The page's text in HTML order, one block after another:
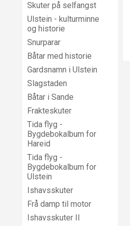
Skuter på selfangst
Ulstein - kulturminne
og historie
Snurparar
Båtar med historie
Gardsnamn i Ulstein
Slagstaden
Båtar i Sande
Frakteskuter
Tida flyg -
Bygdebokalbum for
Hareid
Tida flyg -
Bygdebokalbum for
Ulstein
Ishavsskuter
Frå damp til motor
Ishavsskuter II